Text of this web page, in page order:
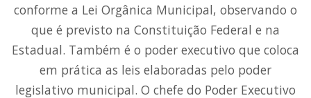
conforme a Lei Orgânica Municipal, observando o
que é previsto na Constituição Federal e na
Estadual. Também é o poder executivo que coloca
em prática as leis elaboradas pelo poder
legislativo municipal. O chefe do Poder Executivo